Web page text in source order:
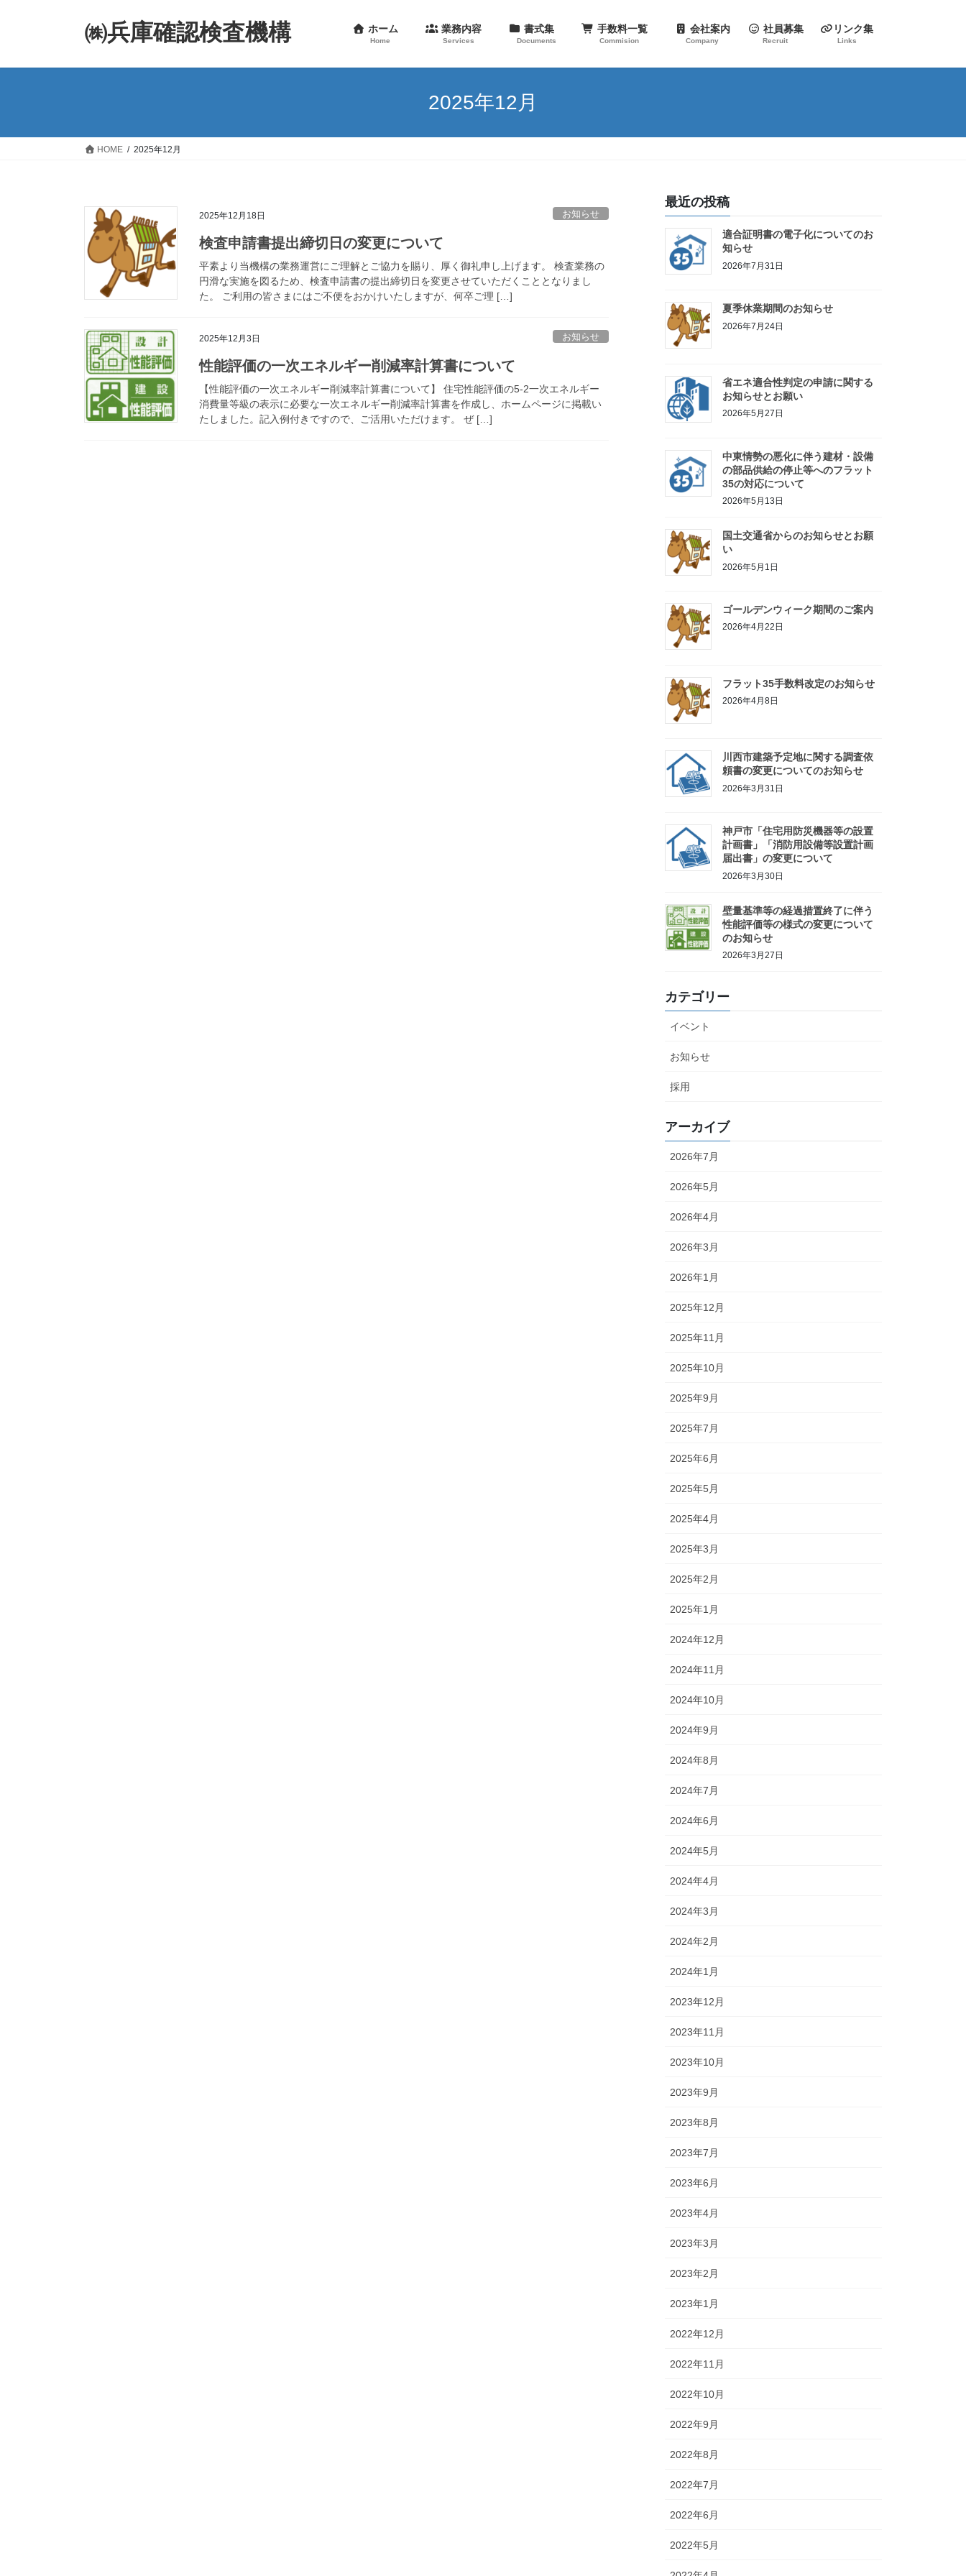
㈱兵庫確認検査機構 ホーム
Home
業務内容
Services
書式集
Documents
手数料一覧
Commision
会社案内
Company
社員募集
Recruit
リンク集
Links
2025年12月
HOME 2025年12月
2025年12月18日 お知らせ
検査申請書提出締切日の変更について
平素より当機構の業務運営にご理解とご協力を賜り、厚く御礼申し上げます。 検査業務の
円滑な実施を図るため、検査申請書の提出締切日を変更させていただくこととなりまし
た。 ご利用の皆さまにはご不便をおかけいたしますが、何卒ご理 […]
2025年12月3日 お知らせ
性能評価の一次エネルギー削減率計算書について
【性能評価の一次エネルギー削減率計算書について】 住宅性能評価の5-2一次エネルギー
消費量等級の表示に必要な一次エネルギー削減率計算書を作成し、ホームページに掲載い
たしました。記入例付きですので、ご活用いただけます。 ぜ […]
最近の投稿
適合証明書の電子化についてのお
知らせ
2026年7月31日
夏季休業期間のお知らせ
2026年7月24日
省エネ適合性判定の申請に関する
お知らせとお願い
2026年5月27日
中東情勢の悪化に伴う建材・設備
の部品供給の停止等へのフラット
35の対応について
2026年5月13日
国土交通省からのお知らせとお願
い
2026年5月1日
ゴールデンウィーク期間のご案内
2026年4月22日
フラット35手数料改定のお知らせ
2026年4月8日
川西市建築予定地に関する調査依
頼書の変更についてのお知らせ
2026年3月31日
神戸市「住宅用防災機器等の設置
計画書」「消防用設備等設置計画
届出書」の変更について
2026年3月30日
壁量基準等の経過措置終了に伴う
性能評価等の様式の変更について
のお知らせ
2026年3月27日
カテゴリー
イベント
お知らせ
採用
アーカイブ
2026年7月
2026年5月
2026年4月
2026年3月
2026年1月
2025年12月
2025年11月
2025年10月
2025年9月
2025年7月
2025年6月
2025年5月
2025年4月
2025年3月
2025年2月
2025年1月
2024年12月
2024年11月
2024年10月
2024年9月
2024年8月
2024年7月
2024年6月
2024年5月
2024年4月
2024年3月
2024年2月
2024年1月
2023年12月
2023年11月
2023年10月
2023年9月
2023年8月
2023年7月
2023年6月
2023年4月
2023年3月
2023年2月
2023年1月
2022年12月
2022年11月
2022年10月
2022年9月
2022年8月
2022年7月
2022年6月
2022年5月